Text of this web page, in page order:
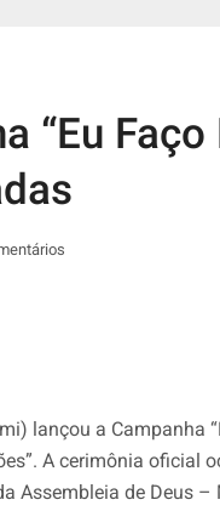
“Eu
lançou a Campanha
A cerimônia oficial
Assembleia de Deus